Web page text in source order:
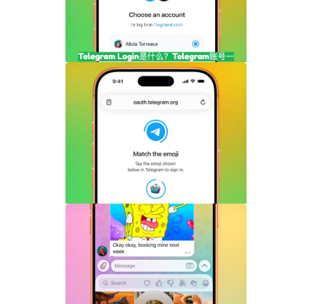
一键登录功能全面解析
Telegram机器人流式响应功能详解：AI回
复实时生成体验升级